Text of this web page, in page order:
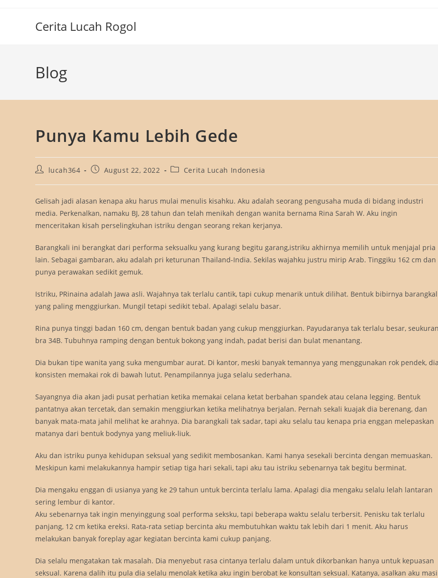
Cerita Lucah Rogol
Blog
Punya Kamu Lebih Gede
Postlucah364
PostAugust 22, 2022
PostCerita Lucah Indonesia
Gelisah jadi alasan kenapa aku harus mulai menulis kisahku. Aku adalah seorang pengusaha muda di bidang industri
media. Perkenalkan, namaku BJ, 28 tahun dan telah menikah dengan wanita bernama Rina Sarah W. Aku ingin
menceritakan kisah perselingkuhan istriku dengan seorang rekan kerjanya.
Barangkali ini berangkat dari performa seksualku yang kurang begitu garang,istriku akhirnya memilih untuk menjajal pria
lain. Sebagai gambaran, aku adalah pri keturunan Thailand-India. Sekilas wajahku justru mirip Arab. Tinggiku 162 cm dan
punya perawakan sedikit gemuk.
Istriku, PRinaina adalah Jawa asli. Wajahnya tak terlalu cantik, tapi cukup menarik untuk dilihat. Bentuk bibirnya
yang paling menggiurkan. Mungil tetapi sedikit tebal. Apalagi selalu basar.
Rina punya tinggi badan 160 cm, dengan bentuk badan yang cukup menggiurkan. Payudaranya tak terlalu besar,
bra 34B. Tubuhnya ramping dengan bentuk bokong yang indah, padat berisi dan bulat menantang.
Dia bukan tipe wanita yang suka mengumbar aurat. Di kantor, meski banyak temannya yang menggunakan rok pendek,
konsisten memakai rok di bawah lutut. Penampilannya juga selalu sederhana.
Sayangnya dia akan jadi pusat perhatian ketika memakai celana ketat berbahan spandek atau celana legging. Bentuk
pantatnya akan tercetak, dan semakin menggiurkan ketika melihatnya berjalan. Pernah sekali kuajak dia berenang, dan
banyak mata-mata jahil melihat ke arahnya. Dia barangkali tak sadar, tapi aku selalu tau kenapa pria enggan melepaskan
matanya dari bentuk bodynya yang meliuk-liuk.
Aku dan istriku punya kehidupan seksual yang sedikit membosankan. Kami hanya sesekali bercinta dengan memuaskan.
Meskipun kami melakukannya hampir setiap tiga hari sekali, tapi aku tau istriku sebenarnya tak begitu berminat.
Dia mengaku enggan di usianya yang ke 29 tahun untuk bercinta terlalu lama. Apalagi dia mengaku selalu lelah lantaran
sering lembur di kantor.
Aku sebenarnya tak ingin menyinggung soal performa seksku, tapi beberapa waktu selalu terbersit. Penisku tak terlalu
panjang, 12 cm ketika ereksi. Rata-rata setiap bercinta aku membutuhkan waktu tak lebih dari 1 menit. Aku harus
melakukan banyak foreplay agar kegiatan bercinta kami cukup panjang.
Dia selalu mengatakan tak masalah. Dia menyebut rasa cintanya terlalu dalam untuk dikorbankan hanya untuk kepuasan
seksual. Karena dalih itu pula dia selalu menolak ketika aku ingin berobat ke konsultan seksual. Katanya, asalkan aku